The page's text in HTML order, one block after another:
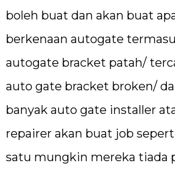
boleh buat dan akan buat
berkenaan autogate
autogate bracket patah/
auto gate bracket broken/
banyak auto gate installer
repairer akan buat job
satu mungkin mereka tiada